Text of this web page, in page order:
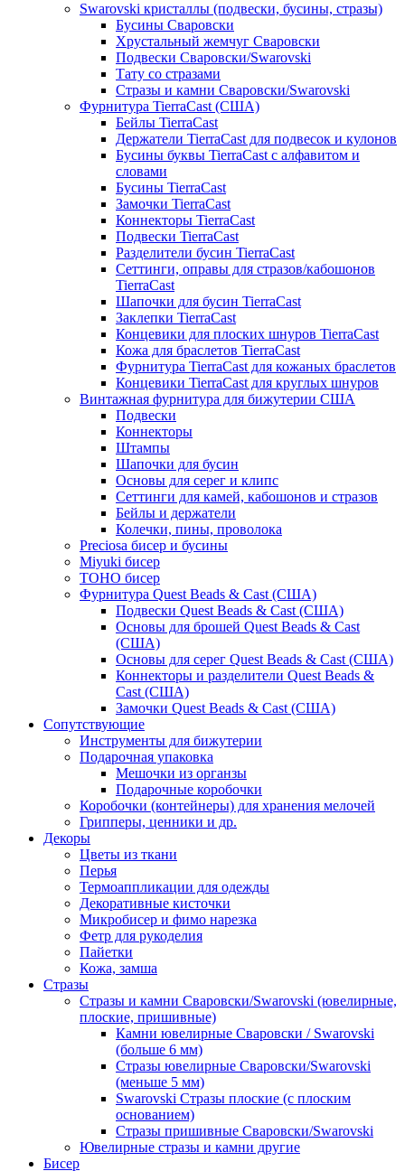
Swarovski кристаллы (подвески, бусины, стразы)
Бусины Сваровски
Хрустальный жемчуг Сваровски
Подвески Сваровски/Swarovski
Тату со стразами
Стразы и камни Сваровски/Swarovski
Фурнитура TierraCast (США)
Бейлы TierraCast
Держатели TierraCast для подвесок и кулонов
Бусины буквы TierraCast с алфавитом и
словами
Бусины TierraCast
Замочки TierraCast
Коннекторы TierraCast
Подвески TierraCast
Разделители бусин TierraCast
Сеттинги, оправы для стразов/кабошонов
TierraCast
Шапочки для бусин TierraCast
Заклепки TierraCast
Концевики для плоских шнуров TierraCast
Кожа для браслетов TierraCast
Фурнитура TierraCast для кожаных браслетов
Концевики TierraCast для круглых шнуров
Винтажная фурнитура для бижутерии США
Подвески
Коннекторы
Штампы
Шапочки для бусин
Основы для серег и клипс
Сеттинги для камей, кабошонов и стразов
Бейлы и держатели
Колечки, пины, проволока
Preciosa бисер и бусины
Miyuki бисер
TOHO бисер
Фурнитура Quest Beads & Cast (США)
Подвески Quest Beads & Cast (США)
Основы для брошей Quest Beads & Cast
(США)
Основы для серег Quest Beads & Cast (США)
Коннекторы и разделители Quest Beads &
Cast (США)
Замочки Quest Beads & Cast (США)
Сопутствующие
Инструменты для бижутерии
Подарочная упаковка
Мешочки из органзы
Подарочные коробочки
Коробочки (контейнеры) для хранения мелочей
Грипперы, ценники и др.
Декоры
Цветы из ткани
Перья
Термоаппликации для одежды
Декоративные кисточки
Микробисер и фимо нарезка
Фетр для рукоделия
Пайетки
Кожа, замша
Стразы
Стразы и камни Сваровски/Swarovski (ювелирные,
плоские, пришивные)
Камни ювелирные Сваровски / Swarovski
(больше 6 мм)
Стразы ювелирные Сваровски/Swarovski
(меньше 5 мм)
Swarovski Стразы плоские (с плоским
основанием)
Стразы пришивные Сваровски/Swarovski
Ювелирные стразы и камни другие
Бисер